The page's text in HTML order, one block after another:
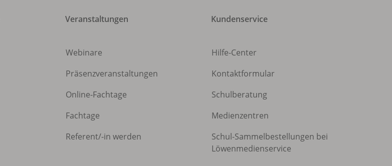
Veranstaltungen
Webinare
Präsenzveranstaltungen
Online-Fachtage
Fachtage
Referent/-in werden
Kundenservice
Hilfe-Center
Kontaktformular
Schulberatung
Medienzentren
Schul-Sammelbestellungen bei
Löwenmedienservice